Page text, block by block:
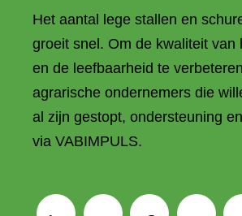
Het aantal lege stallen en
groeit snel. Om de kwaliteit van
en de leefbaarheid te
agrarische ondernemers die
al zijn gestopt, ondersteuning
via VABIMPULS.